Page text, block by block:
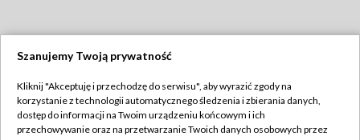
TVP
Abonament TVP
Regulamin TVP
Szanujemy Twoją prywatność
Kliknij "Akceptuję i przechodzę do serwisu", aby wyrazić zgody na
korzystanie z technologii automatycznego śledzenia i zbierania danych,
dostęp do informacji na Twoim urządzeniu końcowym i ich
przechowywanie oraz na przetwarzanie Twoich danych osobowych przez